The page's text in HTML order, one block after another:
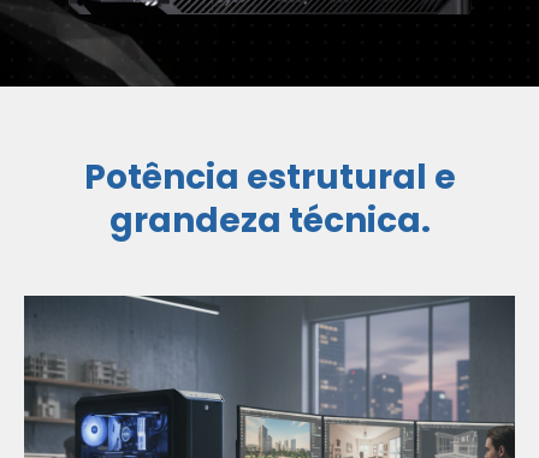
Potência estrutural e
grandeza técnica.